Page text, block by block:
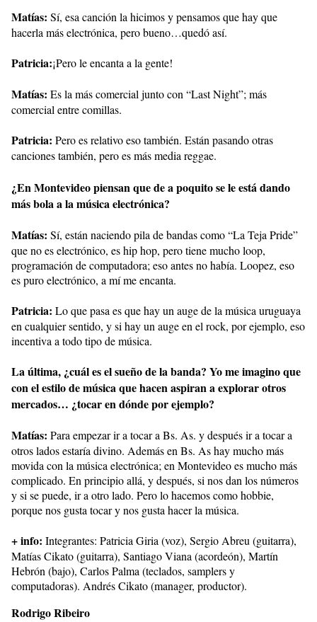
Matías: Sí, esa canción la hicimos y pensamos que hay que
hacerla más electrónica, pero bueno…quedó así.
Patricia:¡Pero le encanta a la gente!
Matías: Es la más comercial junto con “Last Night”; más
comercial entre comillas.
Patricia: Pero es relativo eso también. Están pasando otras
canciones también, pero es más media reggae.
¿En Montevideo piensan que de a poquito se le está dando
más bola a la música electrónica?
Matías: Sí, están naciendo pila de bandas como “La Teja Pride”
que no es electrónico, es hip hop, pero tiene mucho loop,
programación de computadora; eso antes no había. Loopez, eso
es puro electrónico, a mí me encanta.
Patricia: Lo que pasa es que hay un auge de la música uruguaya
en cualquier sentido, y si hay un auge en el rock, por ejemplo, eso
incentiva a todo tipo de música.
La última, ¿cuál es el sueño de la banda? Yo me imagino que
con el estilo de música que hacen aspiran a explorar otros
mercados… ¿tocar en dónde por ejemplo?
Matías: Para empezar ir a tocar a Bs. As. y después ir a tocar a
otros lados estaría divino. Además en Bs. As hay mucho más
movida con la música electrónica; en Montevideo es mucho más
complicado. En principio allá, y después, si nos dan los números
y si se puede, ir a otro lado. Pero lo hacemos como hobbie,
porque nos gusta tocar y nos gusta hacer la música.
+ info: Integrantes: Patricia Giria (voz), Sergio Abreu (guitarra),
Matías Cikato (guitarra), Santiago Viana (acordeón), Martín
Hebrón (bajo), Carlos Palma (teclados, samplers y
computadoras). Andrés Cikato (manager, productor).
Rodrigo Ribeiro